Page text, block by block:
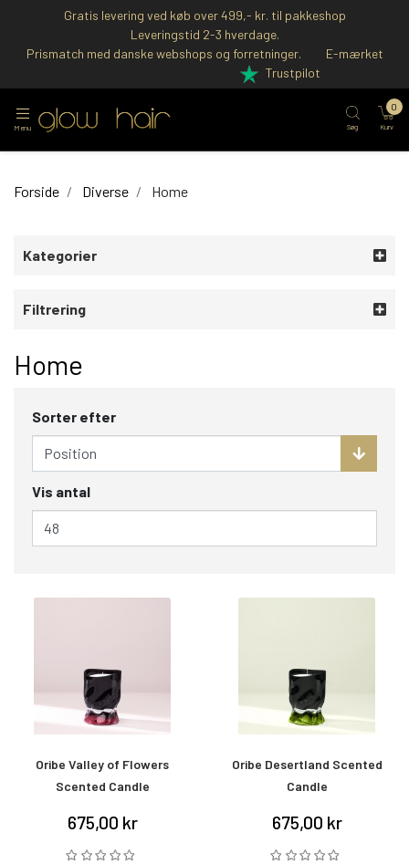
Gratis levering ved køb over 499,- kr. til pakkeshop
Leveringstid 2-3 hverdage.
Prismatch med danske webshops og forretninger.
E-mærket
Trustpilot
Menu Søg Kurv
0
Forside Diverse Home
Kategorier
Filtrering
Home
Sorter efter
Vis antal
Oribe Valley of Flowers
Scented Candle
675,00 kr
Oribe Desertland Scented
Candle
675,00 kr